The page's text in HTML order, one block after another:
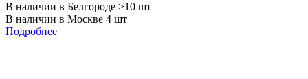
В наличии в Белгороде >10 шт
В наличии в Москве 4 шт
Подробнее